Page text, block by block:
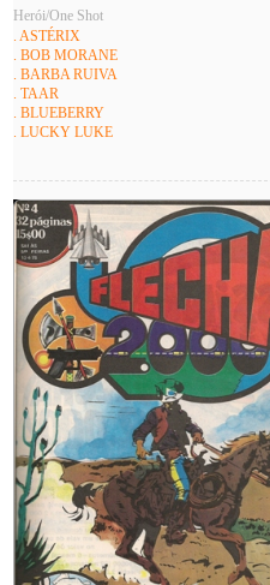
Herói/One Shot
. ASTÉRIX
. BOB MORANE
. BARBA RUIVA
. TAAR
. BLUEBERRY
. LUCKY LUKE